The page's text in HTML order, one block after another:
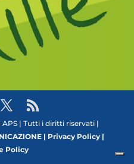
| Tutti i diritti riservati |
| Privacy Policy |
Policy